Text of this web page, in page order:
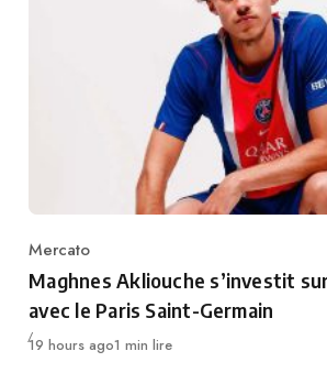
Category
Mercato
Maghnes Akliouche s’investit
avec le Paris Saint-Germain
Publié
19 hours ago1 min lire